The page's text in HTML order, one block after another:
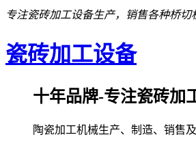
专注瓷砖加工设备生产，销售各种桥
瓷砖加工设备
十年品牌-专注瓷砖加
陶瓷加工机械生产、制造、销售